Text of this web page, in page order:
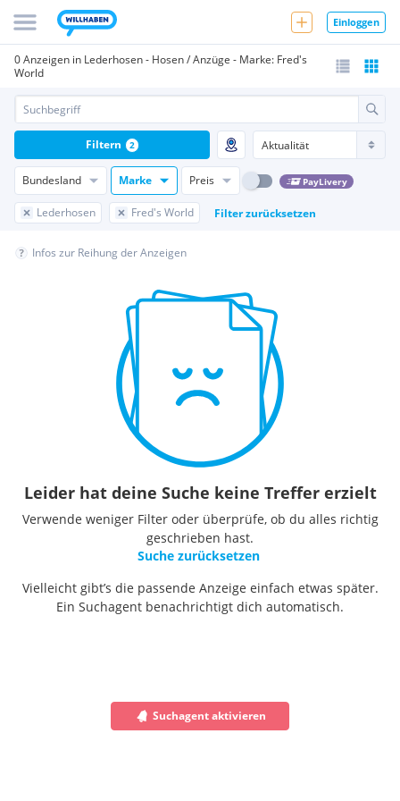
Einloggen
0 Anzeigen in Lederhosen - Hosen / Anzüge - Marke: Fred's
World
Bundesland Marke Preis PayLivery
Lederhosen Fred's World Filter zurücksetzen
Filtern 2
Infos zur Reihung der Anzeigen
Leider hat deine Suche keine Treffer erzielt
Verwende weniger Filter oder überprüfe, ob du alles richtig
geschrieben hast.
Suche zurücksetzen
Vielleicht gibt’s die passende Anzeige einfach etwas später.
Ein Suchagent benachrichtigt dich automatisch.
Suchagent aktivieren